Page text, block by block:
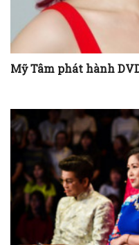
Mỹ Tâm phát hành